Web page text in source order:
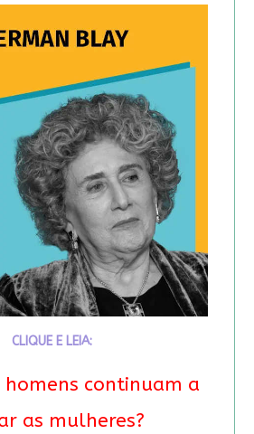
CLIQUE E LEIA:
homens continuam a
as mulheres?